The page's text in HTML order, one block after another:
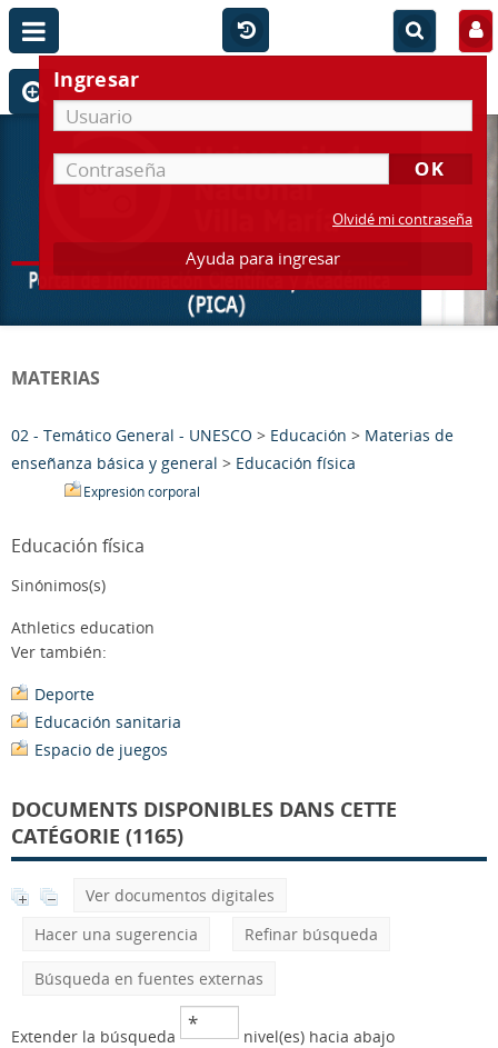
Ingresar
Olvidé mi contraseña
Ayuda para ingresar
MATERIAS
02 - Temático General - UNESCO > Educación > Materias de
enseñanza básica y general > Educación física
Expresión corporal
Educación física
Sinónimos(s)
Athletics education
Ver también:
Deporte
Educación sanitaria
Espacio de juegos
DOCUMENTS DISPONIBLES DANS CETTE
CATÉGORIE (1165)
Ver documentos digitales
Hacer una sugerencia
Refinar búsqueda
Búsqueda en fuentes externas
Extender la búsqueda nivel(es) hacia abajo